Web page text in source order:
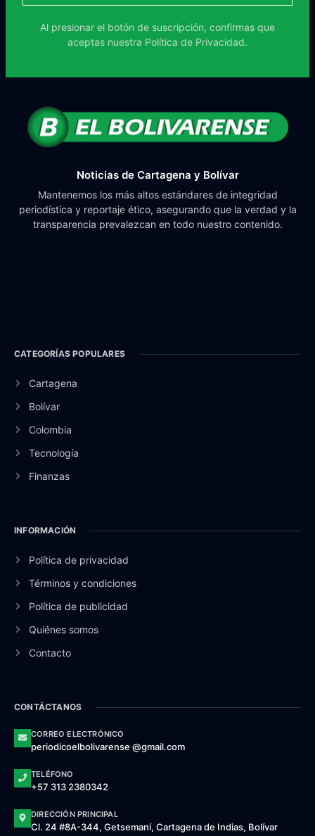
Al presionar el botón de suscripción, confirmas que
aceptas nuestra Política de Privacidad.
Noticias de Cartagena y Bolívar
Mantenemos los más altos estándares de integridad
periodística y reportaje ético, asegurando que la verdad y la
transparencia prevalezcan en todo nuestro contenido.
CATEGORÍAS POPULARES
Cartagena
Bolívar
Colombia
Tecnología
Finanzas
INFORMACIÓN
Política de privacidad
Términos y condiciones
Política de publicidad
Quiénes somos
Contacto
CONTÁCTANOS
CORREO ELECTRÓNICO
periodicoelbolivarense @gmail.com
TELÉFONO
+57 313 2380342
DIRECCIÓN PRINCIPAL
Cl. 24 #8A-344, Getsemaní, Cartagena de Indias, Bolívar